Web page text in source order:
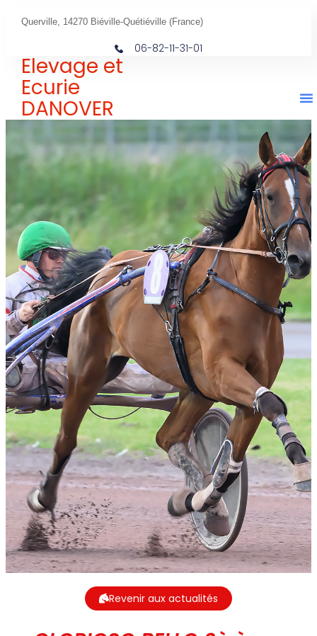
Querville, 14270 Biéville-Quétiéville (France)
06-82-11-31-01
Elevage et
Ecurie
DANOVER
Revenir aux actualités